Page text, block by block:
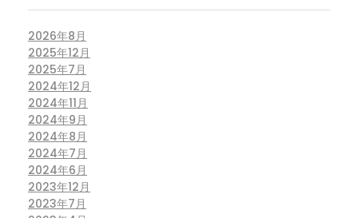
2026年8月
2025年12月
2025年7月
2024年12月
2024年11月
2024年9月
2024年8月
2024年7月
2024年6月
2023年12月
2023年7月